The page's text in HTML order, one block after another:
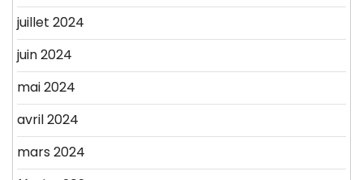
juillet 2024
juin 2024
mai 2024
avril 2024
mars 2024